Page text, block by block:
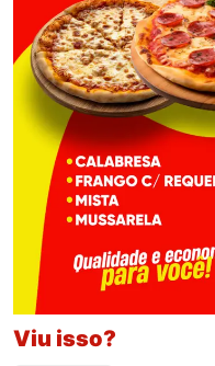
Viu isso?